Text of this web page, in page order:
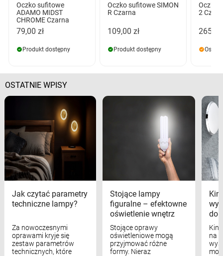
Oczko sufitowe
ADAMO MIDST
CHROME Czarna
79,00 zł
Produkt dostępny
Oczko sufitowe SIMON
R Czarna
109,00 zł
Produkt dostępny
Oczko
2
265,00
OSTATNIE WPISY
Jak czytać parametry
techniczne lampy?
Za nowoczesnymi
oprawami kryje się
zestaw parametrów
technicznych, które
Stojące lampy
figuralne – efektowne
oświetlenie wnętrz
Stojące oprawy
oświetleniowe mogą
przyjmować różne
formy. Nieraz
na